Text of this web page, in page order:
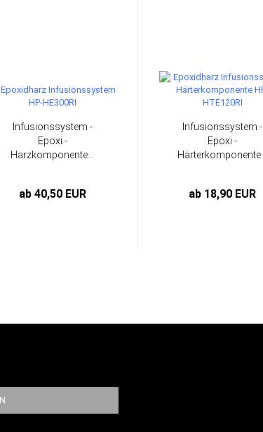
Infusionssystem -
Epoxi -
Harzkomponente...
ab 40,50 EUR
Infusionssystem -
Epoxi -
Härterkomponente...
ab 18,90 EUR